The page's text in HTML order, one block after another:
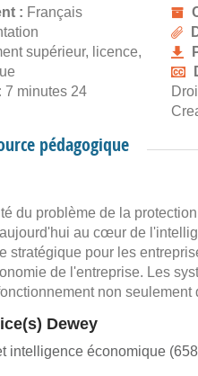
: Français
supérieur, licence,
7 minutes 24
pédagogique
du problème de la
au cœur de
stratégique pour les
de l'entreprise. Les
non
Dewey
intelligence économique